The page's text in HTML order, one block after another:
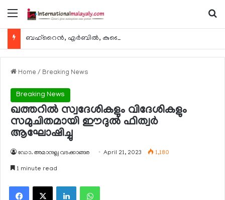
Menu
Home / Breaking News
Breaking News
ഖത്തറില്‍ സ്വദേശികളും വിദേശികളും
സമുചിതമായി ഈദുല്‍ ഫിത്വര്‍
ആഘോഷിച്ചു
ഡോ. അമാനുല്ല വടക്കാങ്ങര April 21, 2023 1,180
1 minute read
Facebook
X LinkedInWhatsApp